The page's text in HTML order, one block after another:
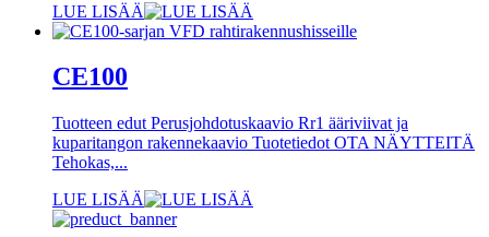
LUE LISÄÄ
CE100
Tuotteen edut Perusjohdotuskaavio Rr1 ääriviivat ja
kuparitangon rakennekaavio Tuotetiedot OTA NÄYTTEITÄ
Tehokas,...
LUE LISÄÄ